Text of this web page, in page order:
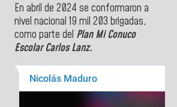
En abril de 2024 se conformaron a
nivel nacional 19 mil 203 brigadas,
como parte del Plan Mi Conuco
Escolar Carlos Lanz.